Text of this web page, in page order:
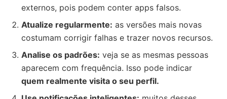
externos, pois podem conter apps falsos.
Atualize regularmente: as versões mais novas
costumam corrigir falhas e trazer novos recursos.
Analise os padrões: veja se as mesmas pessoas
aparecem com frequência. Isso pode indicar
quem realmente visita o seu perfil.